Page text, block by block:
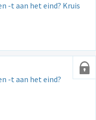
-t aan het eind? Kruis
-t aan het eind?